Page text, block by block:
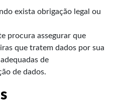
exista obrigação legal ou
procura assegurar que
que tratem dados por sua
de
de dados.